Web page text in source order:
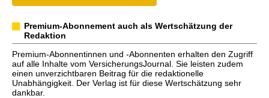
Premium-Abonnement auch als Wertschätzung der
Redaktion
Premium-Abonnentinnen und -Abonnenten erhalten den Zugriff
auf alle Inhalte vom VersicherungsJournal. Sie leisten zudem
einen unverzichtbaren Beitrag für die redaktionelle
Unabhängigkeit. Der Verlag ist für diese Wertschätzung sehr
dankbar.